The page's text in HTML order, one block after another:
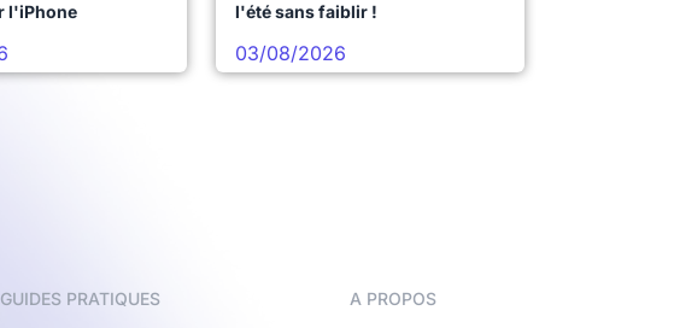
l'iPhone
l'été sans faiblir !
03/08/2026
GUIDES PRATIQUES A PROPOS